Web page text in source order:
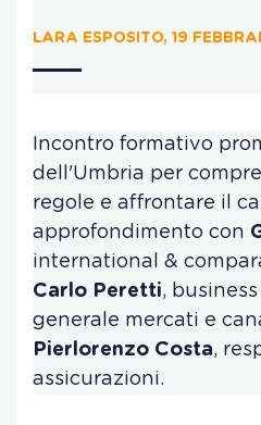
LARA ESPOSITO, 19
Incontro formativo
dell'Umbria per
regole e affrontare il
approfondimento con
international &
Carlo Peretti,
generale mercati e
Pierlorenzo Costa,
assicurazioni.